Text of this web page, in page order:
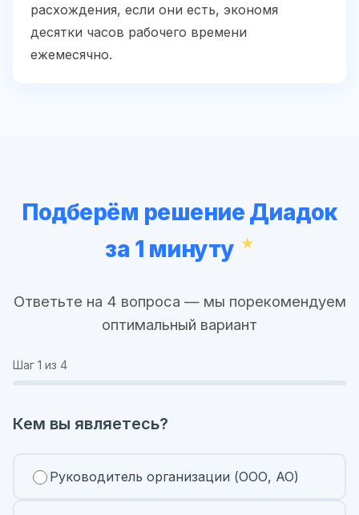
расхождения, если они есть, экономя
десятки часов рабочего времени
ежемесячно.
Подберём решение Диадок
за 1 минуту
Ответьте на 4 вопроса — мы порекомендуем
оптимальный вариант
Шаг 1 из 4
Кем вы являетесь?
Руководитель организации (ООО, АО)